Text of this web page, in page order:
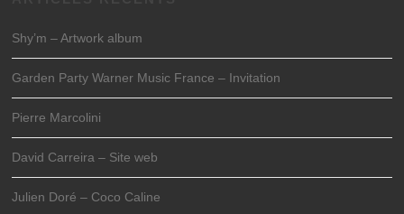
Shy’m – Artwork album
Garden Party Warner Music France – Invitation
Pierre Marcolini
David Carreira – Site web
Julien Doré – Coco Caline